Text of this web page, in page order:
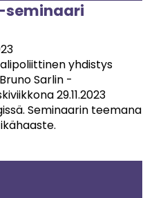
seminaari
yhdistys
Sarlin -
29.11.2023
Seminaarin teemana